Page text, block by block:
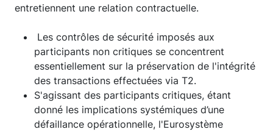
entretiennent une relation contractuelle.
Les contrôles de sécurité imposés aux
participants non critiques se concentrent
essentiellement sur la préservation de l'intégrité
des transactions effectuées via T2.
S'agissant des participants critiques, étant
donné les implications systémiques d’une
défaillance opérationnelle, l'Eurosystème